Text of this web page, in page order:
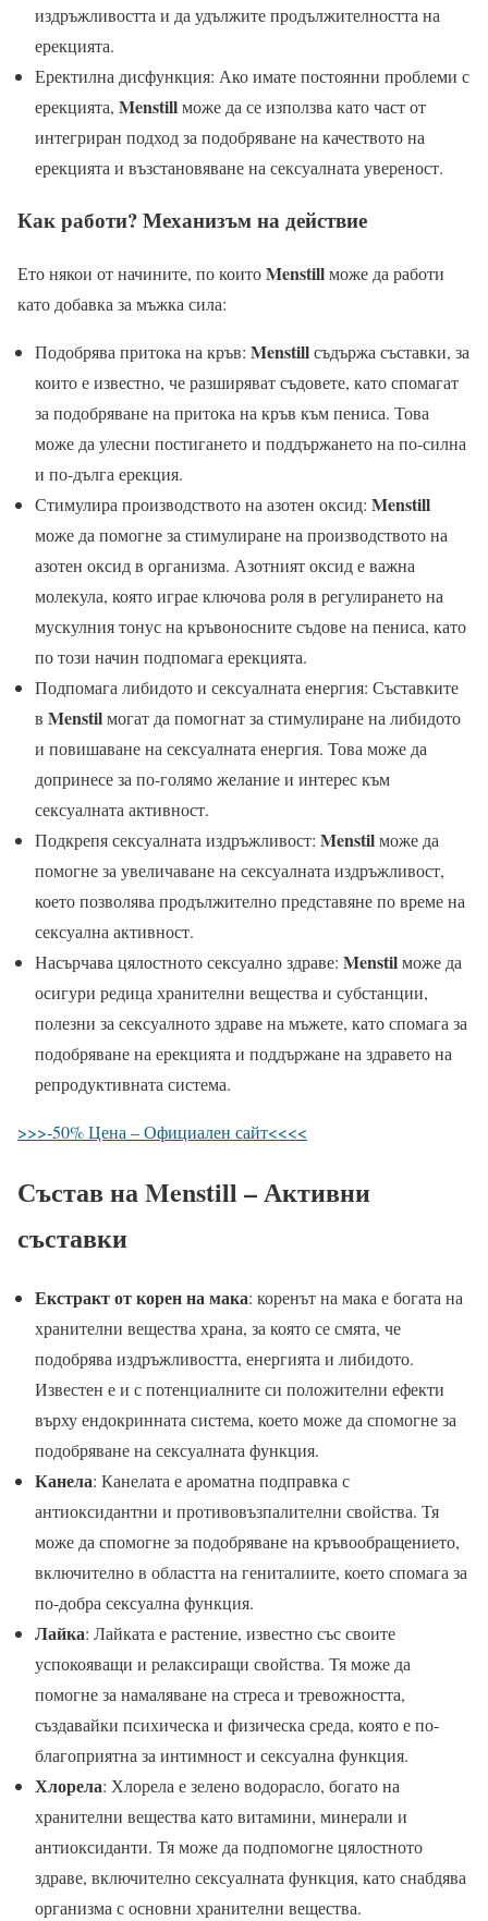
издръжливостта и да удължите продължителността на
ерекцията.
Еректилна дисфункция: Ако имате постоянни проблеми с
ерекцията, Menstillможе да се използва като част от
интегриран подход за подобряване на качеството на
ерекцията и възстановяване на сексуалната увереност.
Как работи? Механизъм на действие
Ето някои от начините, по коитоMenstillможе да работи
като добавка за мъжка сила:
Подобрява притока на кръв: Menstillсъдържа съставки, за
които е известно, че разширяват съдовете, като спомагат
за подобряване на притока на кръв към пениса. Това
може да улесни постигането и поддържането на по-силна
и по-дълга ерекция.
Стимулира производството на азотен оксид: Menstill
може да помогне за стимулиране на производството на
азотен оксид в организма. Азотният оксид е важна
молекула, която играе ключова роля в регулирането на
мускулния тонус на кръвоносните съдове на пениса, като
по този начин подпомага ерекцията.
Подпомага либидото и сексуалната енергия: Съставките
в Menstilмогат да помогнат за стимулиране на либидото
и повишаване на сексуалната енергия. Това може да
допринесе за по-голямо желание и интерес към
сексуалната активност.
Подкрепя сексуалната издръжливост: Menstilможе да
помогне за увеличаване на сексуалната издръжливост,
което позволява продължително представяне по време на
сексуална активност.
Насърчава цялостното сексуално здраве: Menstilможе да
осигури редица хранителни вещества и субстанции,
полезни за сексуалното здраве на мъжете, като спомага за
подобряване на ерекцията и поддържане на здравето на
репродуктивната система.
>>>-50% Цена – Официален сайт<<<<
Състав наMenstill – Активни
съставки
Екстракт от корен на мака: коренът на мака е богата на
хранителни вещества храна, за която се смята, че
подобрява издръжливостта, енергията и либидото.
Известен е и с потенциалните си положителни ефекти
върху ендокринната система, което може да спомогне за
подобряване на сексуалната функция.
Канела: Канелата е ароматна подправка с
антиоксидантни и противовъзпалителни свойства. Тя
може да спомогне за подобряване на кръвообращението,
включително в областта на гениталиите, което спомага за
по-добра сексуална функция.
Лайка: Лайката е растение, известно със своите
успокояващи и релаксиращи свойства. Тя може да
помогне за намаляване на стреса и тревожността,
създавайки психическа и физическа среда, която е по-
благоприятна за интимност и сексуална функция.
Хлорела: Хлорела е зелено водорасло, богато на
хранителни вещества като витамини, минерали и
антиоксиданти. Тя може да подпомогне цялостното
здраве, включително сексуалната функция, като снабдява
организма с основни хранителни вещества.